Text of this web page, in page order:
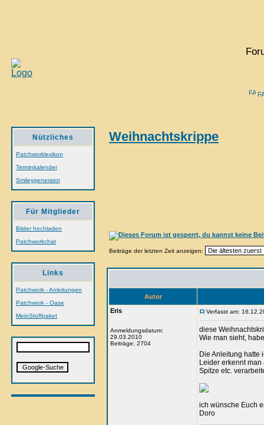
Nützliches
Patchworklexikon
Terminkalender
Smileygenerator
Für Mitglieder
Bilder hochladen
Patchworkchat
Links
Patchwork - Anleitungen
Patchwork - Oase
MeinStoffpaket
Weihnachtskrippe
Beiträge der letzten Zeit anzeigen:
Autor
Eris
Anmeldungsdatum:
29.03.2010
Beiträge: 2704
Verfasst am:
diese
Wie man sieht,
Die Anleitung hatte
Leider erkennt
Spitze etc.
ich wünsche Euch
Doro